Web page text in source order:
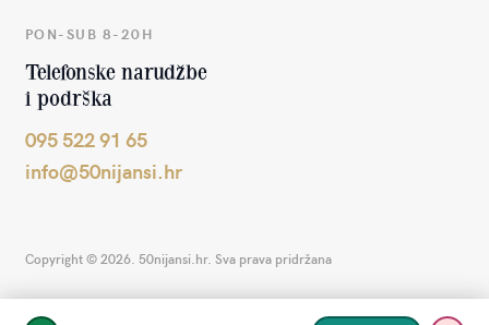
PON-SUB 8-20H
Telefonske narudžbe
i podrška
095 522 91 65
info@50nijansi.hr
Copyright © 2026. 50nijansi.hr. Sva prava pridržana